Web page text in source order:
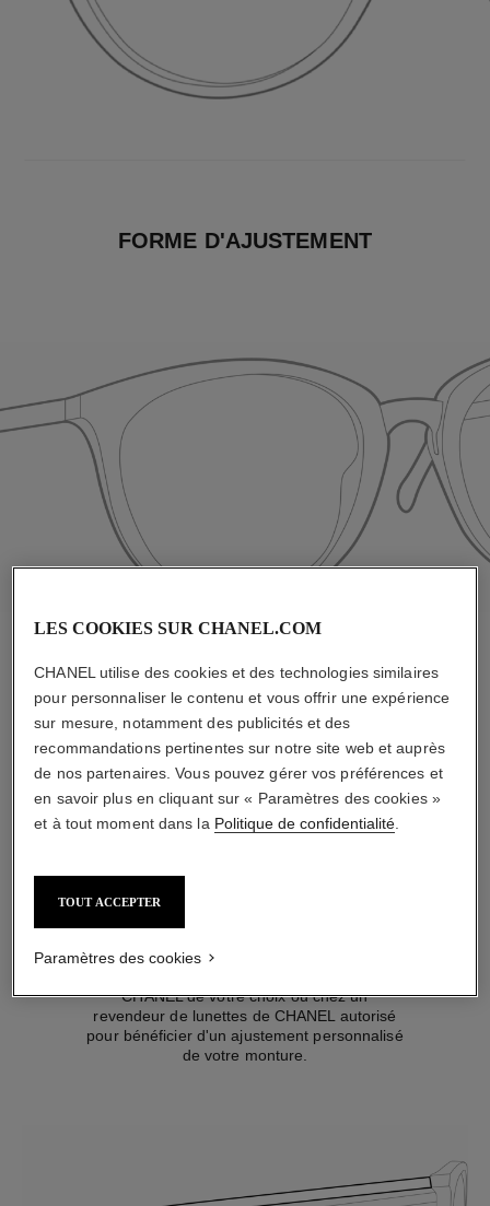
FORME D'AJUSTEMENT
Classique
Des plaquettes qui conviennent à
la majorité des formes de nez.
LONGUEUR DE BRANCHE
CHANEL de votre choix ou chez un
revendeur de lunettes de CHANEL autorisé
pour bénéficier d'un ajustement personnalisé
de votre monture.
LES COOKIES SUR CHANEL.COM
CHANEL utilise des cookies et des technologies similaires
pour personnaliser le contenu et vous offrir une expérience
sur mesure, notamment des publicités et des
recommandations pertinentes sur notre site web et auprès
de nos partenaires. Vous pouvez gérer vos préférences et
en savoir plus en cliquant sur « Paramètres des cookies »
et à tout moment dans la Politique de confidentialité.
TOUT ACCEPTER
Paramètres des cookies